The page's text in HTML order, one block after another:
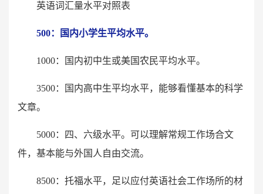
英语词汇量水平对照表
500：国内小学生平均水平。
1000：国内初中生或美国农民平均水平。
3500：国内高中生平均水平，能够看懂基本的科学
文章。
5000：四、六级水平。可以理解常规工作场合文
件，基本能与外国人自由交流。
8500：托福水平，足以应付英语社会工作场所的材